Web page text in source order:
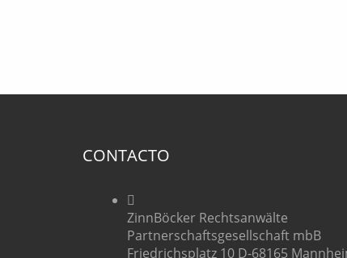
CONTACTO
ZinnBöcker Rechtsanwälte
Partnerschaftsgesellschaft mbB
Friedrichsplatz 10 D-68165